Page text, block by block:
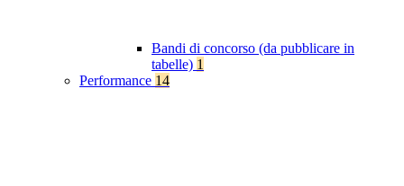
Bandi di concorso (da pubblicare in
tabelle) 1
Performance 14